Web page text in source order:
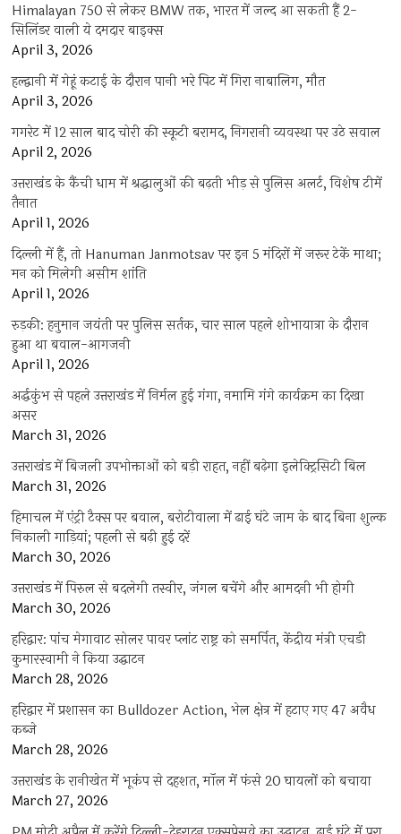
Himalayan 750 से लेकर BMW तक, भारत में जल्द आ सकती हैं 2-
सिलिंडर वाली ये दमदार बाइक्स
April 3, 2026
हल्द्वानी में गेहूं कटाई के दौरान पानी भरे पिट में गिरा नाबालिग, मौत
April 3, 2026
गगरेट में 12 साल बाद चोरी की स्कूटी बरामद, निगरानी व्यवस्था पर उठे सवाल
April 2, 2026
उत्तराखंड के कैंची धाम में श्रद्धालुओं की बढ़ती भीड़ से पुलिस अलर्ट, विशेष टीमें
तैनात
April 1, 2026
दिल्ली में हैं, तो Hanuman Janmotsav पर इन 5 मंदिरों में जरूर टेकें माथा;
मन को मिलेगी असीम शांति
April 1, 2026
रुड़की: हनुमान जयंती पर पुलिस सर्तक, चार साल पहले शोभायात्रा के दौरान
हुआ था बवाल-आगजनी
April 1, 2026
अर्द्धकुंभ से पहले उत्तराखंड में निर्मल हुई गंगा, नमामि गंगे कार्यक्रम का दिखा
असर
March 31, 2026
उत्तराखंड में बिजली उपभोक्ताओं को बड़ी राहत, नहीं बढ़ेगा इलेक्ट्रिसिटी बिल
March 31, 2026
हिमाचल में एंट्री टैक्स पर बवाल, बरोटीवाला में ढाई घंटे जाम के बाद बिना शुल्क
निकाली गाड़ियां; पहली से बढ़ी हुई दरें
March 30, 2026
उत्तराखंड में पिरुल से बदलेगी तस्वीर, जंगल बचेंगे और आमदनी भी होगी
March 30, 2026
हरिद्वार: पांच मेगावाट सोलर पावर प्लांट राष्ट्र को समर्पित, केंद्रीय मंत्री एचडी
कुमारस्वामी ने किया उद्घाटन
March 28, 2026
हरिद्वार में प्रशासन का Bulldozer Action, भेल क्षेत्र में हटाए गए 47 अवैध
कब्जे
March 28, 2026
उत्तराखंड के रानीखेत में भूकंप से दहशत, मॉल में फंसे 20 घायलों को बचाया
March 27, 2026